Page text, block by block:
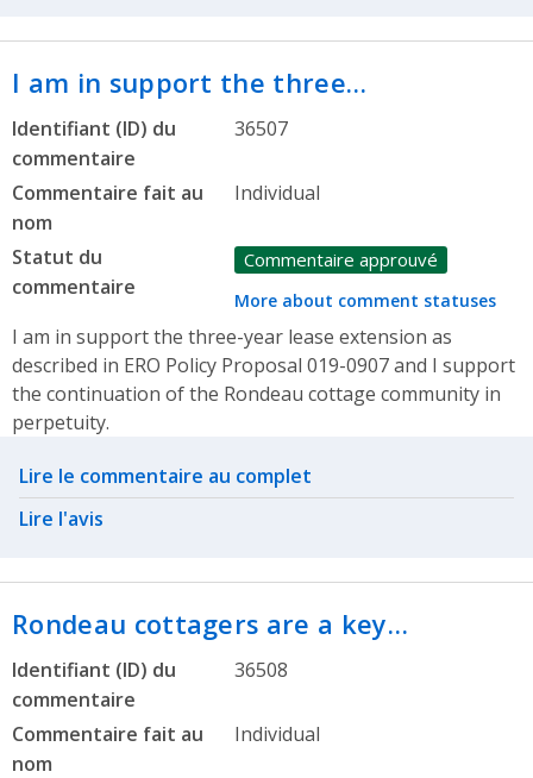
I am in support the three…
Identifiant (ID) du
commentaire
36507
Commentaire fait au
nom
Individual
Statut du
commentaire
Commentaire approuvé
More about comment statuses
I am in support the three-year lease extension as
described in ERO Policy Proposal 019-0907 and I support
the continuation of the Rondeau cottage community in
perpetuity.
Related actions
Lire le commentaire au complet
Lire l'avis
Rondeau cottagers are a key…
Identifiant (ID) du
commentaire
36508
Commentaire fait au
nom
Individual